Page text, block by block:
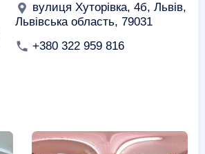
вулиця Хуторівка, 4б, Львів,
Львівська область, 79031
+380 322 959 816